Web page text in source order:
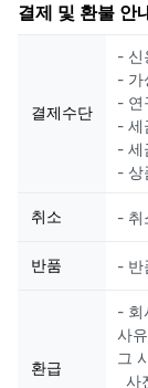
결제 및 환불 안
결제수단
- 신
- 가
- 연
- 세
- 세
- 상
취소 - 취
반품 - 반
환급
- 회
사
그
사